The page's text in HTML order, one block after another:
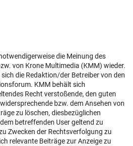
die Meinung des
von Krone Multimedia (KMM) wieder.
die Redaktion/der Betreiber von den
KMM behält sich
Recht verstoßende, den guten
widersprechende bzw. dem Ansehen von
zu löschen, diesbezüglichen
betreffenden User geltend zu
Zwecken der Rechtsverfolgung zu
relevante Beiträge zur Anzeige zu